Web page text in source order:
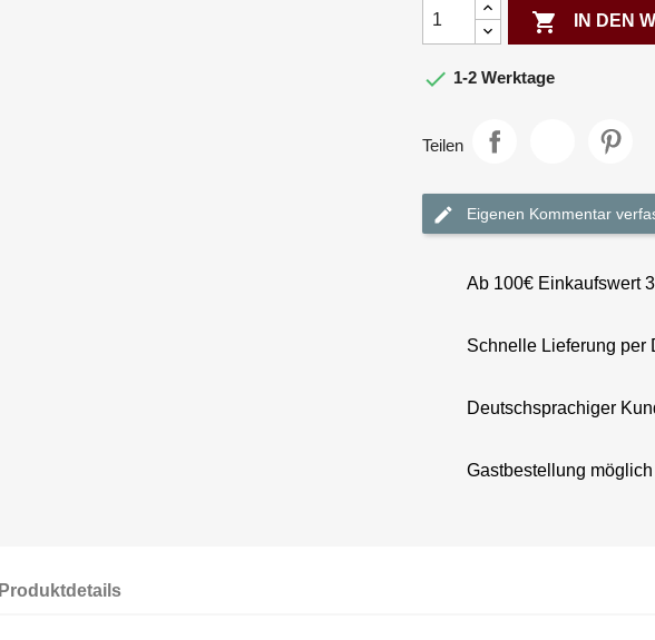
 IN DEN
 1-2 Werktage
Teilen
Eigenen Kommentar
Ab 100€ Einkaufswert
Schnelle Lieferung per
Deutschsprachiger
Gastbestellung möglich
Produktdetails